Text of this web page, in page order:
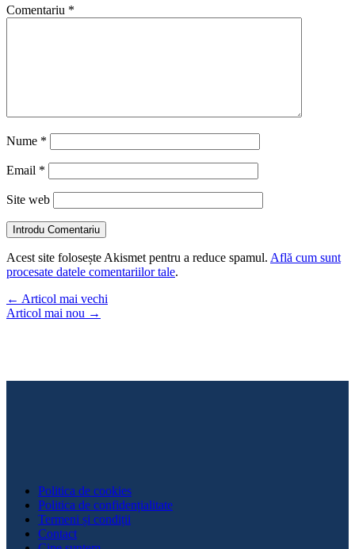
Comentariu *
Nume *
Email *
Site web
Introdu Comentariu
Acest site folosește Akismet pentru a reduce spamul. Află cum sunt
procesate datele comentariilor tale.
← Articol mai vechi
Articol mai nou →
Politica de cookies
Politica de confidențialitate
Termeni și condiții
Contact